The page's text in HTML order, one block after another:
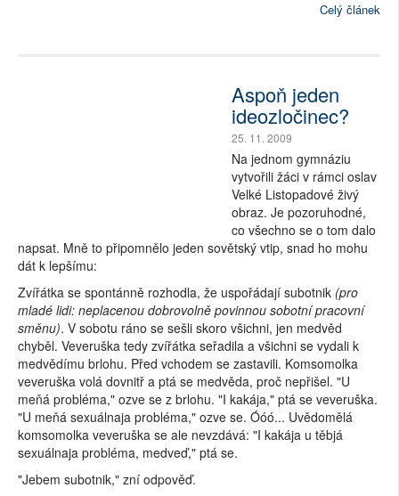
Celý článek
Aspoň jeden
ideozločinec?
25. 11. 2009
Na jednom gymnáziu
vytvořili žáci v rámci oslav
Velké Listopadové živý
obraz. Je pozoruhodné,
co všechno se o tom dalo
napsat. Mně to připomnělo jeden sovětský vtip, snad ho mohu
dát k lepšímu:
Zvířátka se spontánně rozhodla, že uspořádají subotnik (pro
mladé lidi: neplacenou dobrovolně povinnou sobotní pracovní
směnu). V sobotu ráno se sešli skoro všichni, jen medvěd
chyběl. Veveruška tedy zvířátka seřadila a všichni se vydali k
medvědímu brlohu. Před vchodem se zastavili. Komsomolka
veveruška volá dovnitř a ptá se medvěda, proč nepřišel. "U
meňá probléma," ozve se z brlohu. "I kakája," ptá se veveruška.
"U meňá sexuálnaja probléma," ozve se. Óóó... Uvědomělá
komsomolka veveruška se ale nevzdává: "I kakája u těbjá
sexuálnaja probléma, medveď," ptá se.
"Jebem subotnik," zní odpověď.